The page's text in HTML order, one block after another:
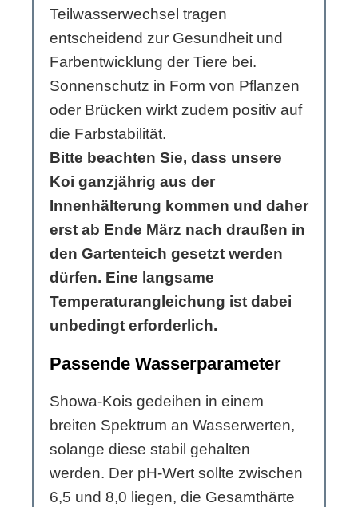
Teilwasserwechsel tragen
entscheidend zur Gesundheit und
Farbentwicklung der Tiere bei.
Sonnenschutz in Form von Pflanzen
oder Brücken wirkt zudem positiv auf
die Farbstabilität.
Bitte beachten Sie, dass unsere
Koi ganzjährig aus der
Innenhälterung kommen und daher
erst ab Ende März nach draußen in
den Gartenteich gesetzt werden
dürfen. Eine langsame
Temperaturangleichung ist dabei
unbedingt erforderlich.
Passende Wasserparameter
Showa-Kois gedeihen in einem
breiten Spektrum an Wasserwerten,
solange diese stabil gehalten
werden. Der pH-Wert sollte zwischen
6,5 und 8,0 liegen, die Gesamthärte